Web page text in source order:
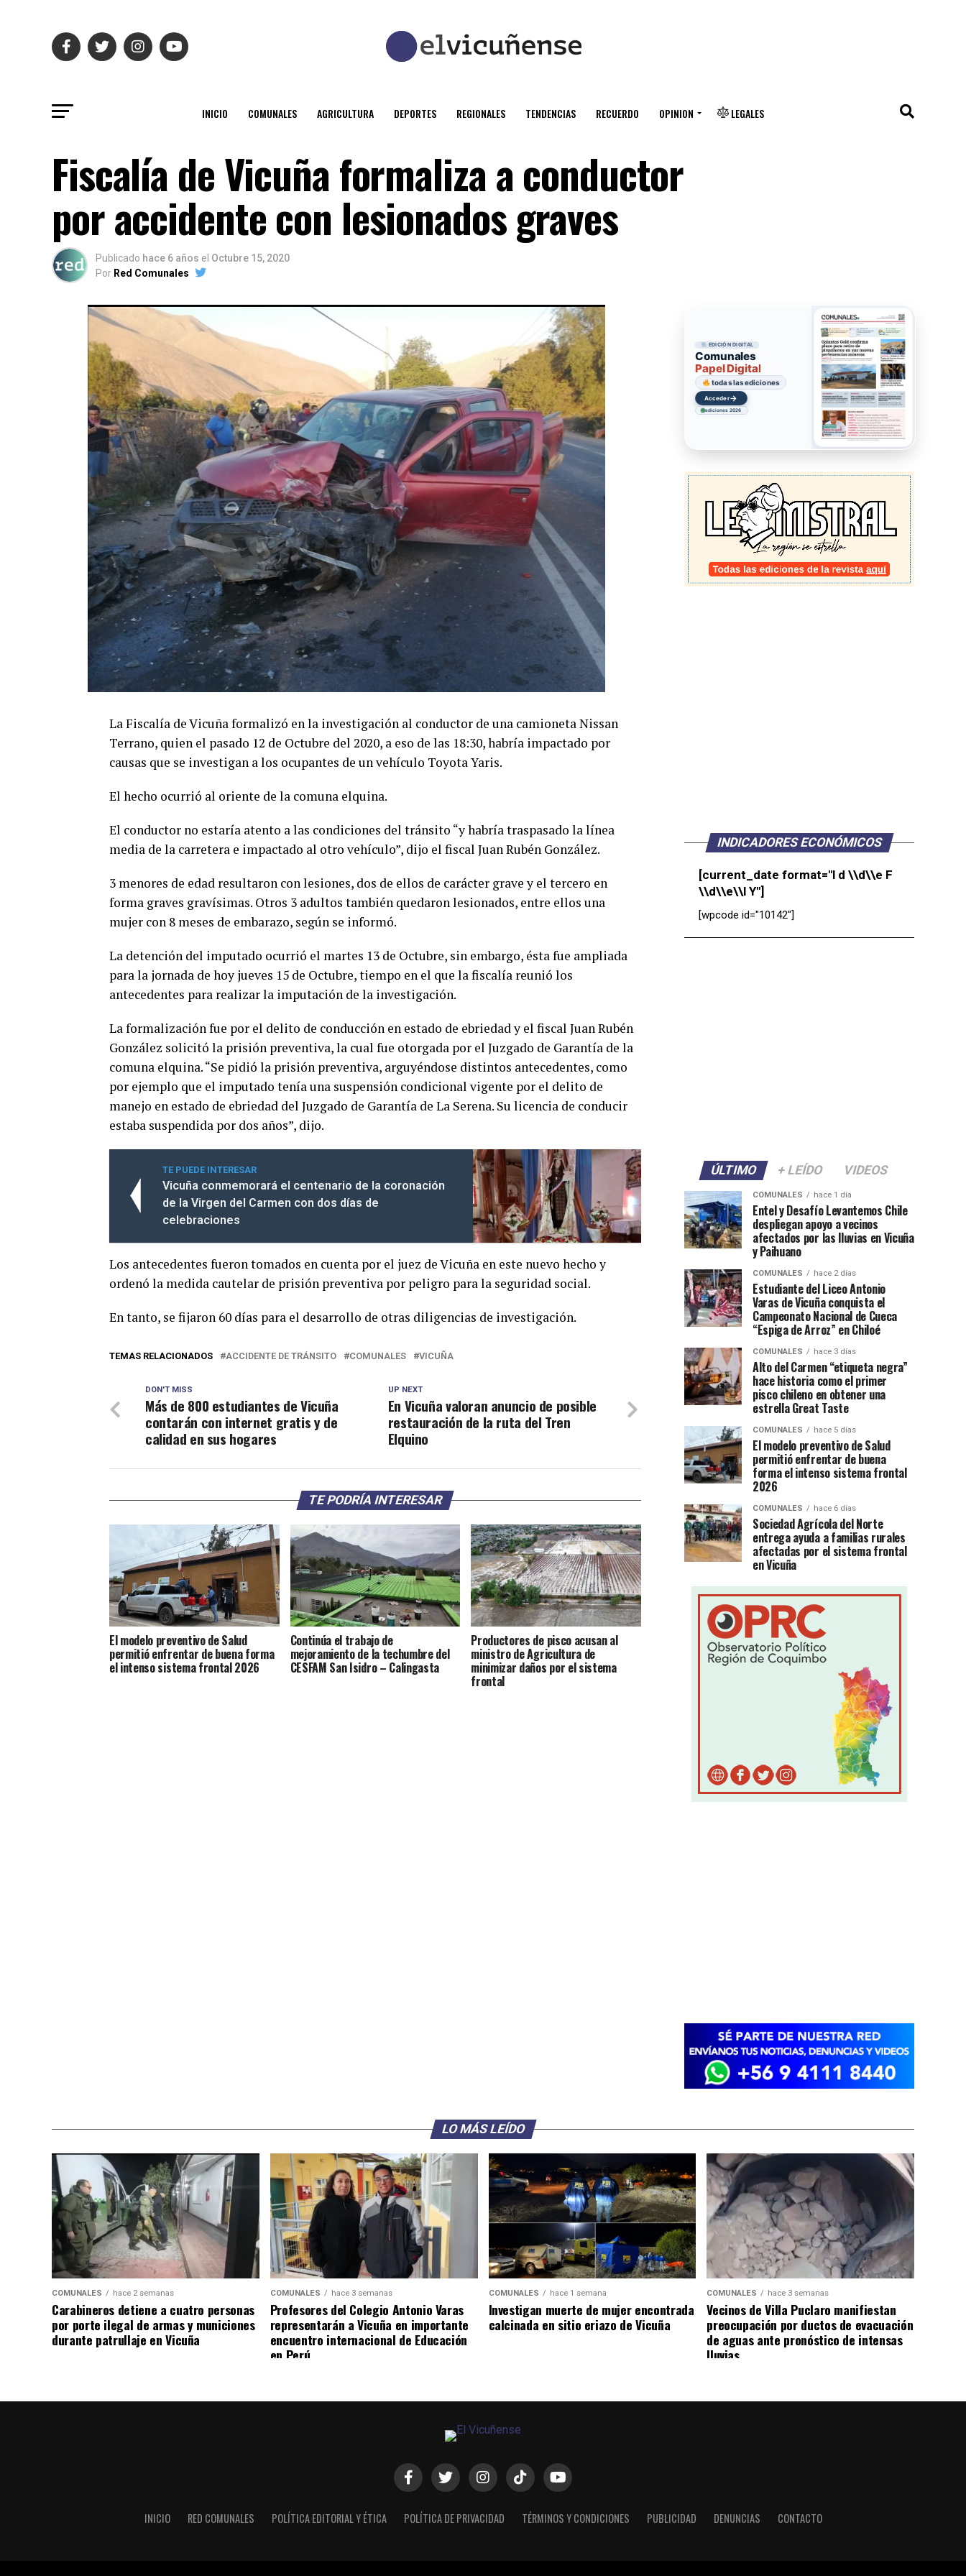
INICIO COMUNALES AGRICULTURA DEPORTES REGIONALES TENDENCIAS RECUERDO OPINION LEGALES
Fiscalía de Vicuña formaliza a conductor
por accidente con lesionados graves
Publicado hace 6 años el Octubre 15, 2020
Por Red Comunales
La Fiscalía de Vicuña formalizó en la investigación al conductor de una camioneta Nissan
Terrano, quien el pasado 12 de Octubre del 2020, a eso de las 18:30, habría impactado por
causas que se investigan a los ocupantes de un vehículo Toyota Yaris.
El hecho ocurrió al oriente de la comuna elquina.
El conductor no estaría atento a las condiciones del tránsito “y habría traspasado la línea
media de la carretera e impactado al otro vehículo”, dijo el fiscal Juan Rubén González.
3 menores de edad resultaron con lesiones, dos de ellos de carácter grave y el tercero en
forma graves gravísimas. Otros 3 adultos también quedaron lesionados, entre ellos una
mujer con 8 meses de embarazo, según se informó.
La detención del imputado ocurrió el martes 13 de Octubre, sin embargo, ésta fue ampliada
para la jornada de hoy jueves 15 de Octubre, tiempo en el que la fiscalía reunió los
antecedentes para realizar la imputación de la investigación.
La formalización fue por el delito de conducción en estado de ebriedad y el fiscal Juan Rubén
González solicitó la prisión preventiva, la cual fue otorgada por el Juzgado de Garantía de la
comuna elquina. “Se pidió la prisión preventiva, arguyéndose distintos antecedentes, como
por ejemplo que el imputado tenía una suspensión condicional vigente por el delito de
manejo en estado de ebriedad del Juzgado de Garantía de La Serena. Su licencia de conducir
estaba suspendida por dos años”, dijo.
TE PUEDE INTERESAR
Vicuña conmemorará el centenario de la coronación
de la Virgen del Carmen con dos días de
celebraciones
Los antecedentes fueron tomados en cuenta por el juez de Vicuña en este nuevo hecho y
ordenó la medida cautelar de prisión preventiva por peligro para la seguridad social.
En tanto, se fijaron 60 días para el desarrollo de otras diligencias de investigación.
TEMAS RELACIONADOS ACCIDENTE DE TRÁNSITO COMUNALES VICUÑA
UP NEXT
En Vicuña valoran anuncio de posible
restauración de la ruta del Tren
Elquino
DON'T MISS
Más de 800 estudiantes de Vicuña
contarán con internet gratis y de
calidad en sus hogares
TE PODRÍA INTERESAR
El modelo preventivo de Salud
permitió enfrentar de buena forma
el intenso sistema frontal 2026
Continúa el trabajo de
mejoramiento de la techumbre del
CESFAM San Isidro – Calingasta
Productores de pisco acusan al
ministro de Agricultura de
minimizar daños por el sistema
frontal
EDICIÓN DIGITAL
Comunales
Papel Digital
todas las ediciones
Acceder→
ediciones 2026
INDICADORES ECONÓMICOS
[current_date format="l d \\d\\e F
\\d\\e\\l Y"]
[wpcode id="10142"]
ÚLTIMO + LEÍDO VIDEOS
COMUNALES hace 1 día
Entel y Desafío Levantemos Chile
despliegan apoyo a vecinos
afectados por las lluvias en Vicuña
y Paihuano
COMUNALES hace 2 días
Estudiante del Liceo Antonio
Varas de Vicuña conquista el
Campeonato Nacional de Cueca
“Espiga de Arroz” en Chiloé
COMUNALES hace 3 días
Alto del Carmen “etiqueta negra”
hace historia como el primer
pisco chileno en obtener una
estrella Great Taste
COMUNALES hace 5 días
El modelo preventivo de Salud
permitió enfrentar de buena
forma el intenso sistema frontal
2026
COMUNALES hace 6 días
Sociedad Agrícola del Norte
entrega ayuda a familias rurales
afectadas por el sistema frontal
en Vicuña
LO MÁS LEÍDO
COMUNALES hace 2 semanas
Carabineros detiene a cuatro personas
por porte ilegal de armas y municiones
durante patrullaje en Vicuña
COMUNALES hace 3 semanas
Profesores del Colegio Antonio Varas
representarán a Vicuña en importante
encuentro internacional de Educación
en Perú
COMUNALES hace 1 semana
Investigan muerte de mujer encontrada
calcinada en sitio eriazo de Vicuña
COMUNALES hace 3 semanas
Vecinos de Villa Puclaro manifiestan
preocupación por ductos de evacuación
de aguas ante pronóstico de intensas
lluvias
INICIO RED COMUNALES POLÍTICA EDITORIAL Y ÉTICA POLÍTICA DE PRIVACIDAD TÉRMINOS Y CONDICIONES PUBLICIDAD DENUNCIAS CONTACTO